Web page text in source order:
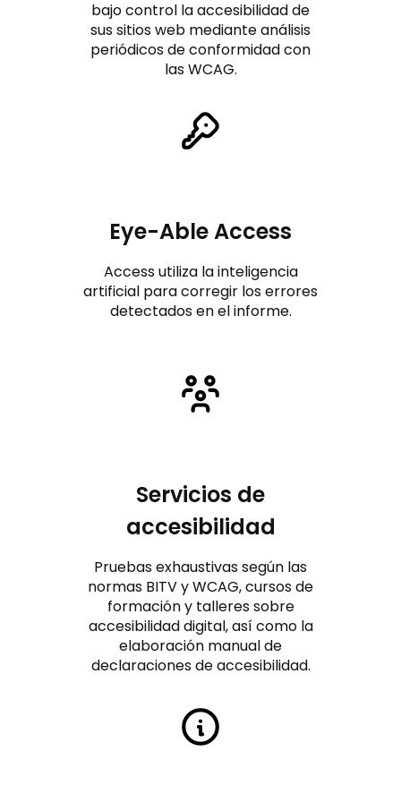
bajo control la accesibilidad de
sus sitios web mediante análisis
periódicos de conformidad con
las WCAG.
Eye-Able Access
Access utiliza la inteligencia
artificial para corregir los errores
detectados en el informe.
Servicios de
accesibilidad
Pruebas exhaustivas según las
normas BITV y WCAG, cursos de
formación y talleres sobre
accesibilidad digital, así como la
elaboración manual de
declaraciones de accesibilidad.